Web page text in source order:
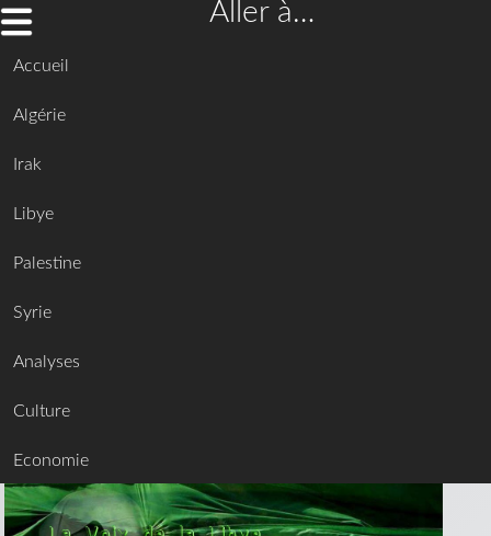
Aller à…
Accueil
Algérie
Irak
Libye
Palestine
Syrie
Analyses
Culture
Economie